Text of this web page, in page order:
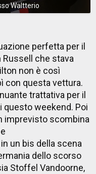
Waltterio
perfetta per il
che stava
non è così
con questa vettura.
trattativa per il
questo weekend. Poi
imprevisto scombina
un bis della scena
dello scorso
Stoffel Vandoorne,